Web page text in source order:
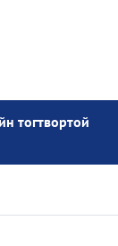
тогтвортой